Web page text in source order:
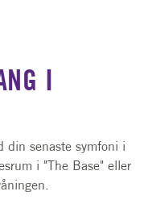
I
din senaste symfoni i
i "The Base" eller